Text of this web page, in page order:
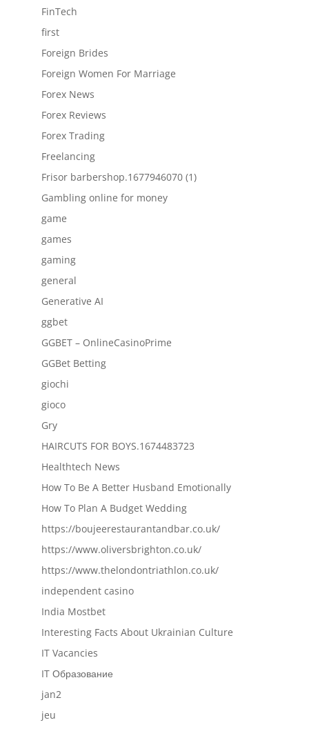
FinTech
first
Foreign Brides
Foreign Women For Marriage
Forex News
Forex Reviews
Forex Trading
Freelancing
Frisor barbershop.1677946070 (1)
Gambling online for money
game
games
gaming
general
Generative AI
ggbet
GGBET – OnlineCasinoPrime
GGBet Betting
giochi
gioco
Gry
HAIRCUTS FOR BOYS.1674483723
Healthtech News
How To Be A Better Husband Emotionally
How To Plan A Budget Wedding
https://boujeerestaurantandbar.co.uk/
https://www.oliversbrighton.co.uk/
https://www.thelondontriathlon.co.uk/
independent casino
India Mostbet
Interesting Facts About Ukrainian Culture
IT Vacancies
IT Образование
jan2
jeu